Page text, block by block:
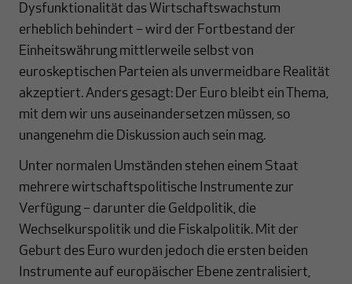
Dysfunktionalität das Wirtschaftswachstum
erheblich behindert – wird der Fortbestand der
Einheitswährung mittlerweile selbst von
euroskeptischen Parteien als unvermeidbare Realität
akzeptiert. Anders gesagt: Der Euro bleibt ein Thema,
mit dem wir uns auseinandersetzen müssen, so
unangenehm die Diskussion auch sein mag.
Unter normalen Umständen stehen einem Staat
mehrere wirtschaftspolitische Instrumente zur
Verfügung – darunter die Geldpolitik, die
Wechselkurspolitik und die Fiskalpolitik. Mit der
Geburt des Euro wurden jedoch die ersten beiden
Instrumente auf europäischer Ebene zentralisiert,